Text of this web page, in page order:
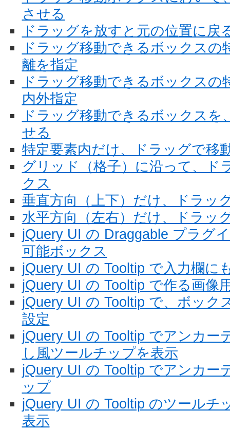
させる
ドラッグを放すと元の位置に戻
ドラッグ移動できるボックスの
離を指定
ドラッグ移動できるボックス
内外指定
ドラッグ移動できるボックスを
せる
特定要素内だけ、ドラッグで移
グリッド（格子）に沿って、ド
クス
垂直方向（上下）だけ、ドラッ
水平方向（左右）だけ、ドラッ
jQuery UI の Draggable プラグ
可能ボックス
jQuery UI の Tooltip で入力欄に
jQuery UI の Tooltip で作る画像
jQuery UI の Tooltip で、ボック
設定
jQuery UI の Tooltip でアンカー
し風ツールチップを表示
jQuery UI の Tooltip でアンカー
ップ
jQuery UI の Tooltip のツールチ
表示